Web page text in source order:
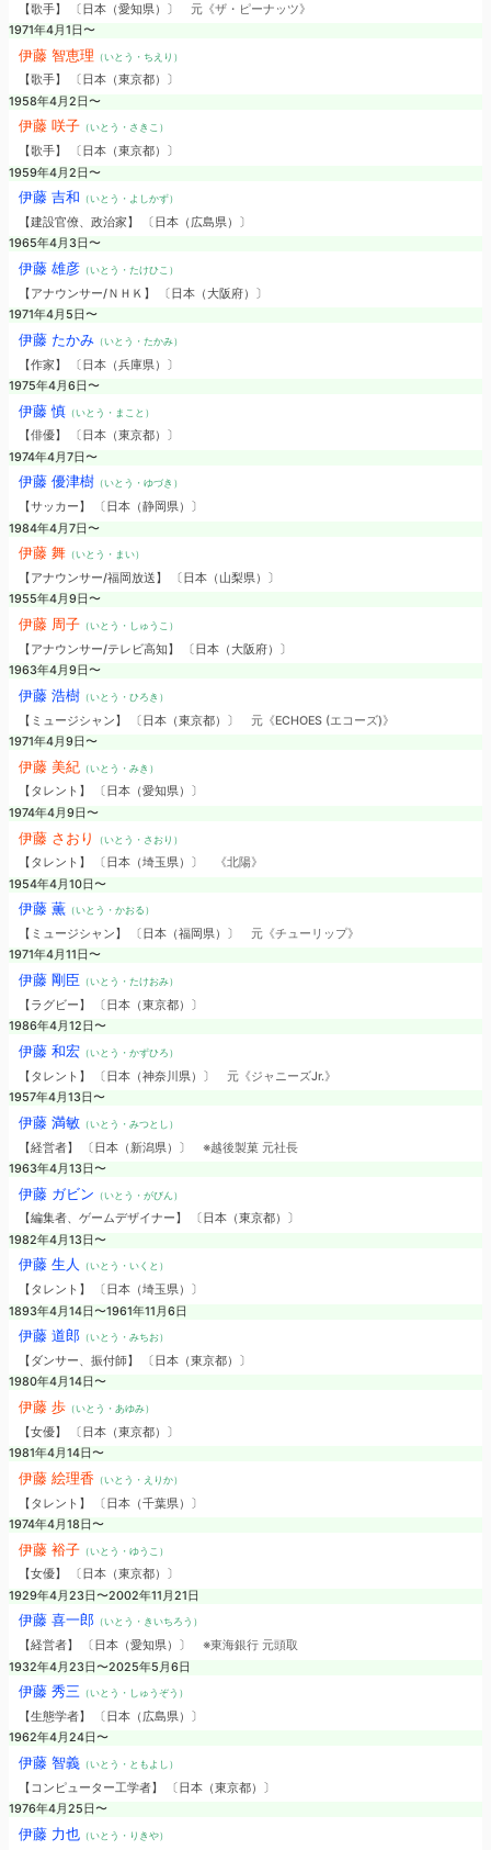
【歌手】 〔日本（愛知県）〕 元《ザ・ピーナッツ》
1971年4月1日〜
伊藤 智恵理 （いとう・ちえり）
【歌手】 〔日本（東京都）〕
1958年4月2日〜
伊藤 咲子（いとう・さきこ）
【歌手】 〔日本（東京都）〕
1959年4月2日〜
伊藤 吉和 （いとう・よしかず）
【建設官僚、政治家】 〔日本（広島県）〕
1965年4月3日〜
伊藤 雄彦（いとう・たけひこ）
【アナウンサー/ＮＨＫ】 〔日本（大阪府）〕
1971年4月5日〜
伊藤 たかみ（いとう・たかみ）
【作家】 〔日本（兵庫県）〕
1975年4月6日〜
伊藤 慎（いとう・まこと）
【俳優】 〔日本（東京都）〕
1974年4月7日〜
伊藤 優津樹（いとう・ゆづき）
【サッカー】 〔日本（静岡県）〕
1984年4月7日〜
伊藤 舞（いとう・まい）
【アナウンサー/福岡放送】 〔日本（山梨県）〕
1955年4月9日〜
伊藤 周子（いとう・しゅうこ）
【アナウンサー/テレビ高知】 〔日本（大阪府）〕
1963年4月9日〜
伊藤 浩樹（いとう・ひろき）
【ミュージシャン】 〔日本（東京都）〕 元《ECHOES (エコーズ)》
1971年4月9日〜
伊藤 美紀（いとう・みき）
【タレント】 〔日本（愛知県）〕
1974年4月9日〜
伊藤 さおり （いとう・さおり）
【タレント】 〔日本（埼玉県）〕
《北陽》
1954年4月10日〜
伊藤 薫（いとう・かおる）
【ミュージシャン】 〔日本（福岡県）〕 元《チューリップ》
1971年4月11日〜
伊藤 剛臣 （いとう・たけおみ）
【ラグビー】 〔日本（東京都）〕
1986年4月12日〜
伊藤 和宏（いとう・かずひろ）
【タレント】 〔日本（神奈川県）〕 元《ジャニーズJr.》
1957年4月13日〜
伊藤 満敏（いとう・みつとし）
【経営者】 〔日本（新潟県）〕 ※越後製菓 元社長
1963年4月13日〜
伊藤 ガビン （いとう・がびん）
【編集者、ゲームデザイナー】 〔日本（東京都）〕
1982年4月13日〜
伊藤 生人 （いとう・いくと）
【タレント】 〔日本（埼玉県）〕
1893年4月14日〜1961年11月6日
伊藤 道郎（いとう・みちお）
【ダンサー、振付師】 〔日本（東京都）〕
1980年4月14日〜
伊藤 歩（いとう・あゆみ）
【女優】 〔日本（東京都）〕
1981年4月14日〜
伊藤 絵理香 （いとう・えりか）
【タレント】 〔日本（千葉県）〕
1974年4月18日〜
伊藤 裕子（いとう・ゆうこ）
【女優】 〔日本（東京都）〕
1929年4月23日〜2002年11月21日
伊藤 喜一郎（いとう・きいちろう）
【経営者】 〔日本（愛知県）〕 ※東海銀行 元頭取
1932年4月23日〜2025年5月6日
伊藤 秀三 （いとう・しゅうぞう）
【生態学者】 〔日本（広島県）〕
1962年4月24日〜
伊藤 智義（いとう・ともよし）
【コンピューター工学者】 〔日本（東京都）〕
1976年4月25日〜
伊藤 力也（いとう・りきや）